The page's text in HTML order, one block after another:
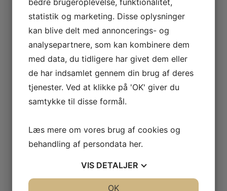
Jeg har ofte kritiseret Google for ting jeg mener der
er fagligt belæg for. Google må og skal naturligvis,
som det dominerende medie de er, leve med det.
Men jeg bliver faktisk lidt harm, når et andet medie –
tilsyneladende udelukkende for egen vindings skyld,
eller som et forsøg på politisk manipulation,
fremlægger så alvorlige beskyldninger mod Google,
der øjensynligt stort set intet har med sandheden at
Værst af alt, er der fare for at større medier og
dagblade – der måske ikke har den tekniske indsigt
jeg og andre fagnørder har, samler historien op og
statistik og marketing. Disse oplysninger
kan blive delt med annoncerings- og
analysepartnere, som kan kombinere dem
med data, du tidligere har givet dem eller
de har indsamlet gennem din brug af deres
tjenester. Ved at klikke på 'OK' giver du
samtykke til disse formål.
Læs mere om vores brug af cookies og
behandling af persondata her.
VIS DETALJER
OK